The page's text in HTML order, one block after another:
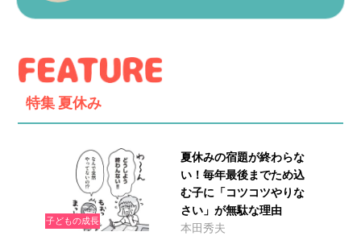
特集 夏休み
子どもの成長
夏休みの宿題が終わらな
い！毎年最後までため込
む子に「コツコツやりな
さい」が無駄な理由
本田秀夫